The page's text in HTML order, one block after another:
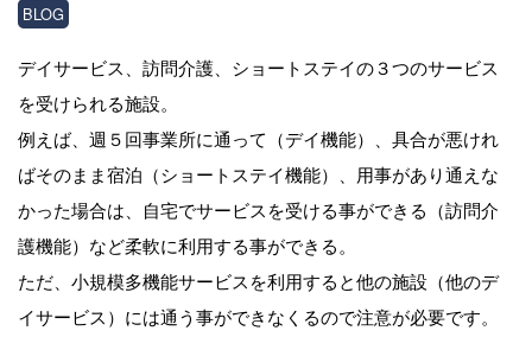
BLOG
デイサービス、訪問介護、ショートステイの３つのサービス
を受けられる施設。
例えば、週５回事業所に通って（デイ機能）、具合が悪けれ
ばそのまま宿泊（ショートステイ機能）、用事があり通えな
かった場合は、 自宅でサービスを受ける事ができる（訪問介
護機能）など柔軟に利用する事ができる。
ただ、小規模多機能サービスを利用すると他の施設（他のデ
イサービス）には通う事ができなくるので注意が必要です。